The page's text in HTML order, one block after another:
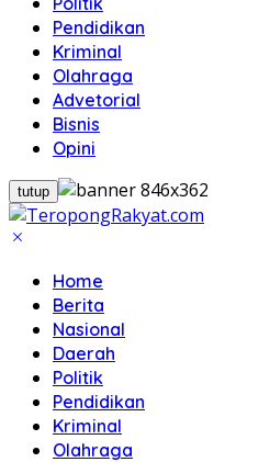
Pendidikan
Kriminal
Olahraga
Advetorial
Bisnis
Opini
tutup
Home
Berita
Nasional
Daerah
Politik
Pendidikan
Kriminal
Olahraga